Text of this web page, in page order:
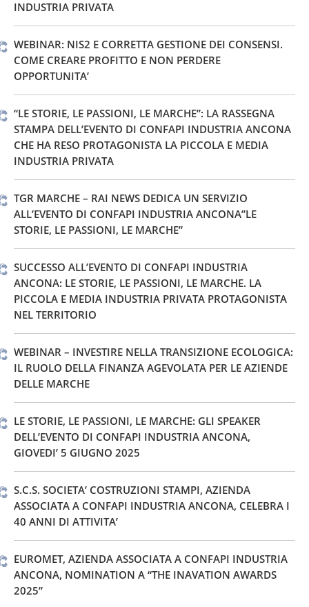
INDUSTRIA PRIVATA
WEBINAR: NIS2 E CORRETTA GESTIONE DEI CONSENSI.
COME CREARE PROFITTO E NON PERDERE
OPPORTUNITA’
“LE STORIE, LE PASSIONI, LE MARCHE”: LA RASSEGNA
STAMPA DELL’EVENTO DI CONFAPI INDUSTRIA ANCONA
CHE HA RESO PROTAGONISTA LA PICCOLA E MEDIA
INDUSTRIA PRIVATA
TGR MARCHE – RAI NEWS DEDICA UN SERVIZIO
ALL’EVENTO DI CONFAPI INDUSTRIA ANCONA”LE
STORIE, LE PASSIONI, LE MARCHE”
SUCCESSO ALL’EVENTO DI CONFAPI INDUSTRIA
ANCONA: LE STORIE, LE PASSIONI, LE MARCHE. LA
PICCOLA E MEDIA INDUSTRIA PRIVATA PROTAGONISTA
NEL TERRITORIO
WEBINAR – INVESTIRE NELLA TRANSIZIONE ECOLOGICA:
IL RUOLO DELLA FINANZA AGEVOLATA PER LE AZIENDE
DELLE MARCHE
LE STORIE, LE PASSIONI, LE MARCHE: GLI SPEAKER
DELL’EVENTO DI CONFAPI INDUSTRIA ANCONA,
GIOVEDI’ 5 GIUGNO 2025
S.C.S. SOCIETA’ COSTRUZIONI STAMPI, AZIENDA
ASSOCIATA A CONFAPI INDUSTRIA ANCONA, CELEBRA I
40 ANNI DI ATTIVITA’
EUROMET, AZIENDA ASSOCIATA A CONFAPI INDUSTRIA
ANCONA, NOMINATION A “THE INAVATION AWARDS
2025”